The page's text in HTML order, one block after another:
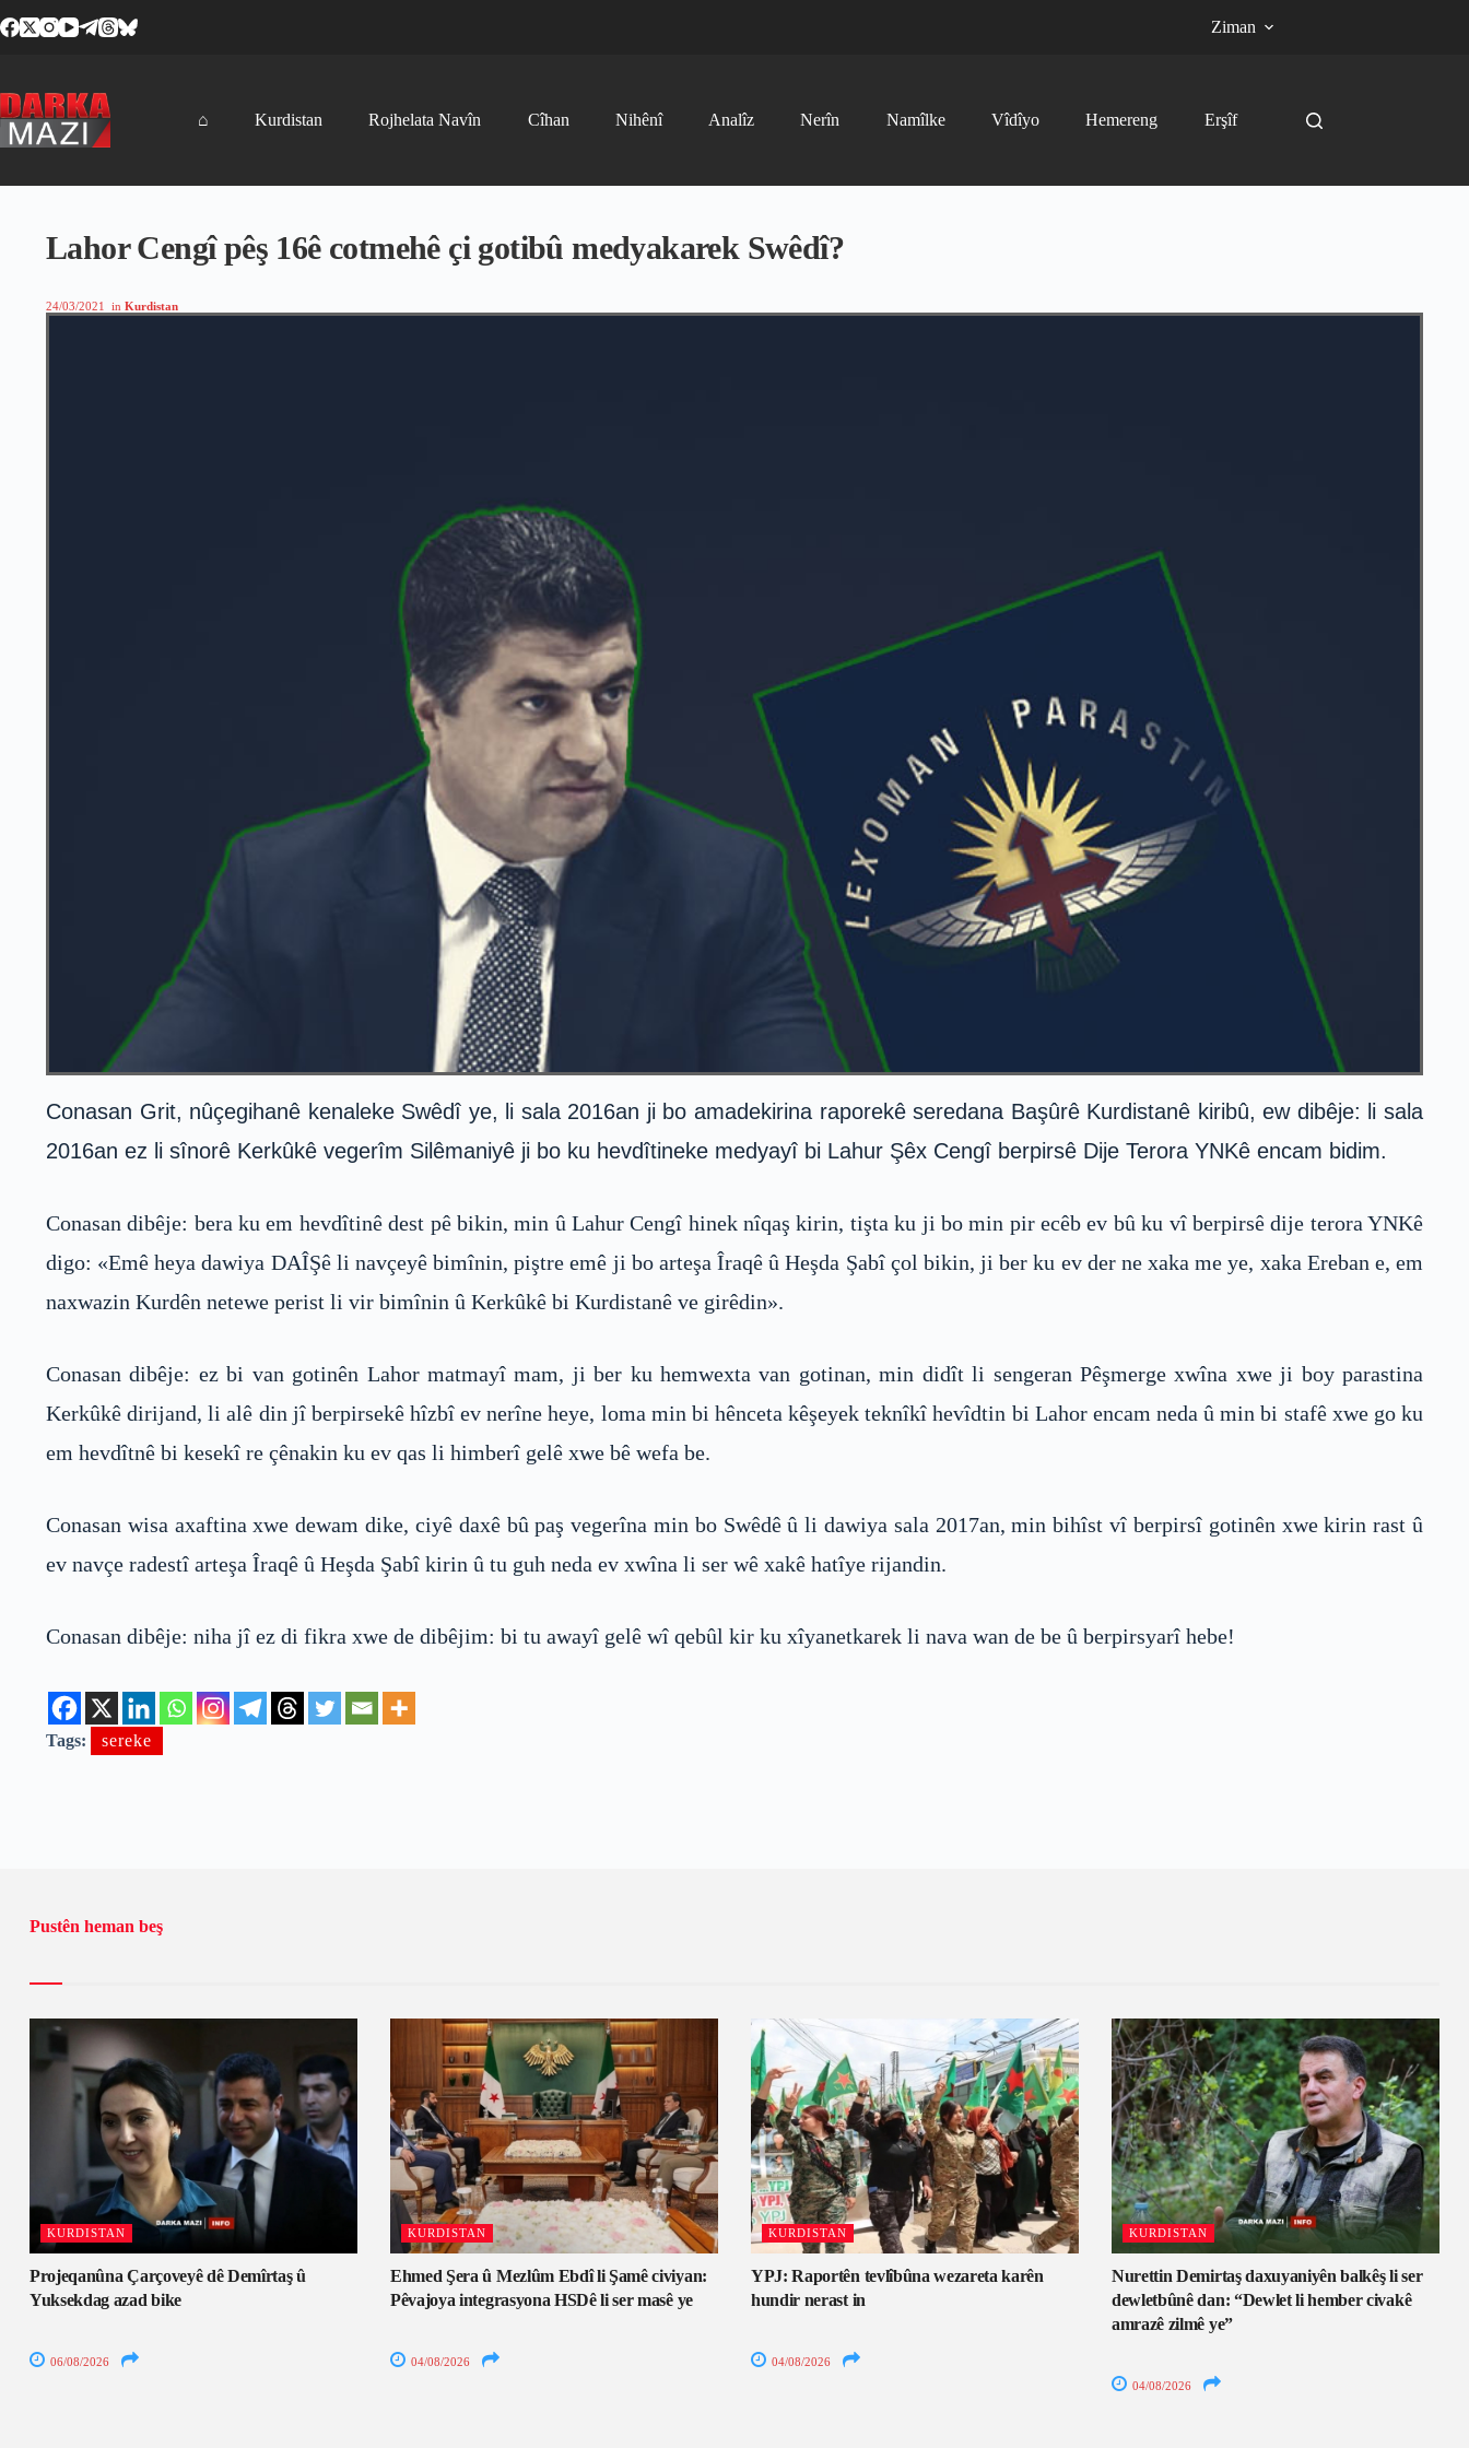
to
Ziman
⌂ Kurdistan Rojhelata Navîn Cîhan Nihênî Analîz Nerîn Namîlke Vîdîyo Hemereng Erşîf
Lahor Cengî pêş 16ê cotmehê çi gotibû medyakarek Swêdî?
24/03/2021 in Kurdistan
Conasan Grit, nûçegihanê kenaleke Swêdî ye, li sala 2016an ji bo amadekirina raporekê seredana Başûrê Kurdistanê kiribû, ew dibêje: li sala
2016an ez li sînorê Kerkûkê vegerîm Silêmaniyê ji bo ku hevdîtineke medyayî bi Lahur Şêx Cengî berpirsê Dije Terora YNKê encam bidim.
Conasan dibêje: bera ku em hevdîtinê dest pê bikin, min û Lahur Cengî hinek nîqaş kirin, tişta ku ji bo min pir ecêb ev bû ku vî berpirsê dije terora YNKê
digo: «Emê heya dawiya DAÎŞê li navçeyê bimînin, piştre emê ji bo arteşa Îraqê û Heşda Şabî çol bikin, ji ber ku ev der ne xaka me ye, xaka Ereban e, em
naxwazin Kurdên netewe perist li vir bimînin û Kerkûkê bi Kurdistanê ve girêdin».
Conasan dibêje: ez bi van gotinên Lahor matmayî mam, ji ber ku hemwexta van gotinan, min didît li sengeran Pêşmerge xwîna xwe ji boy parastina
Kerkûkê dirijand, li alê din jî berpirsekê hîzbî ev nerîne heye, loma min bi hênceta kêşeyek teknîkî hevîdtin bi Lahor encam neda û min bi stafê xwe go ku
em hevdîtnê bi kesekî re çênakin ku ev qas li himberî gelê xwe bê wefa be.
Conasan wisa axaftina xwe dewam dike, ciyê daxê bû paş vegerîna min bo Swêdê û li dawiya sala 2017an, min bihîst vî berpirsî gotinên xwe kirin rast û
ev navçe radestî arteşa Îraqê û Heşda Şabî kirin û tu guh neda ev xwîna li ser wê xakê hatîye rijandin.
Conasan dibêje: niha jî ez di fikra xwe de dibêjim: bi tu awayî gelê wî qebûl kir ku xîyanetkarek li nava wan de be û berpirsyarî hebe!
Tags: sereke
Pustên heman beş
KURDISTAN
Projeqanûna Çarçoveyê dê Demîrtaş û
Yuksekdag azad bike
06/08/2026
KURDISTAN
Ehmed Şera û Mezlûm Ebdî li Şamê civiyan:
Pêvajoya integrasyona HSDê li ser masê ye
04/08/2026
KURDISTAN
YPJ: Raportên tevlîbûna wezareta karên
hundir nerast in
04/08/2026
KURDISTAN
Nurettin Demirtaş daxuyaniyên balkêş li ser
dewletbûnê dan: “Dewlet li hember civakê
amrazê zilmê ye”
04/08/2026